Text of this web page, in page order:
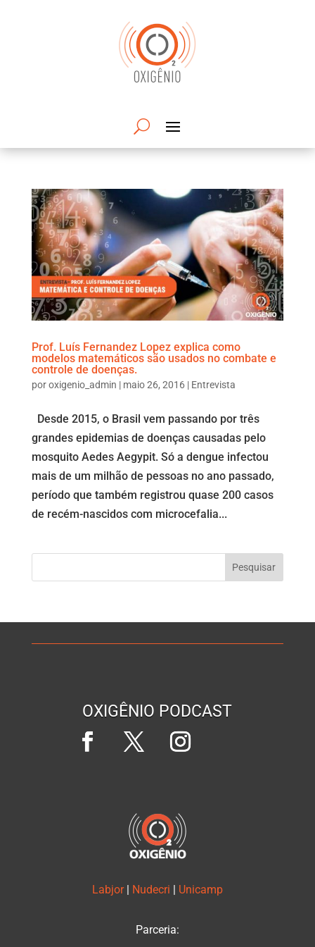
Prof. Luís Fernandez Lopez explica como
modelos matemáticos são usados no combate e
controle de doenças.
poroxigenio_admin | maio 26, 2016| Entrevista
Desde 2015, o Brasil vem passando por três
grandes epidemias de doenças causadas pelo
mosquito Aedes Aegypit. Só a dengue infectou
mais de um milhão de pessoas no ano passado,
período que também registrou quase 200 casos
de recém-nascidos com microcefalia...
OXIGÊNIO PODCAST
Labjor Nudecri Unicamp
Parceria: